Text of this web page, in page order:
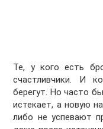
Те, у кого есть
счастливчики. И
берегут. Но часто
истекает, а новую
либо не успевают